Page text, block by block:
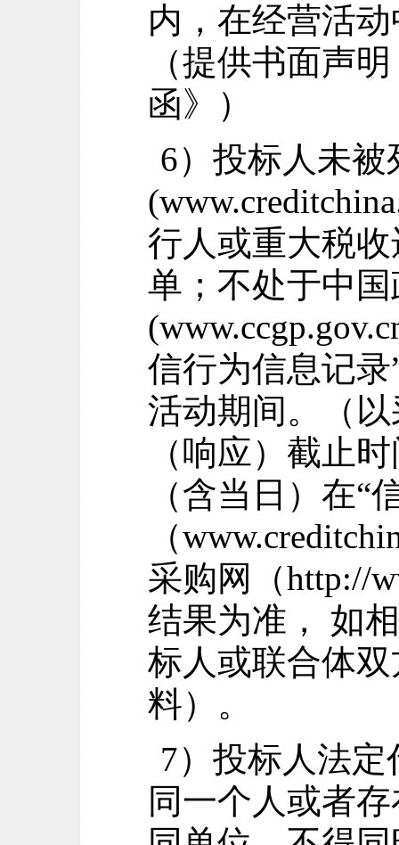
内，在经营活
（提供书面声
函》）
6）投标人 未被
行人或重大税
单；不处于中
信行为信息记
活动期间。（
（响应）截止
（含当日）在“
（
采购网（http://
结果为准， 如
标人或联合体
料）。
7）投标人法
同一个人或者